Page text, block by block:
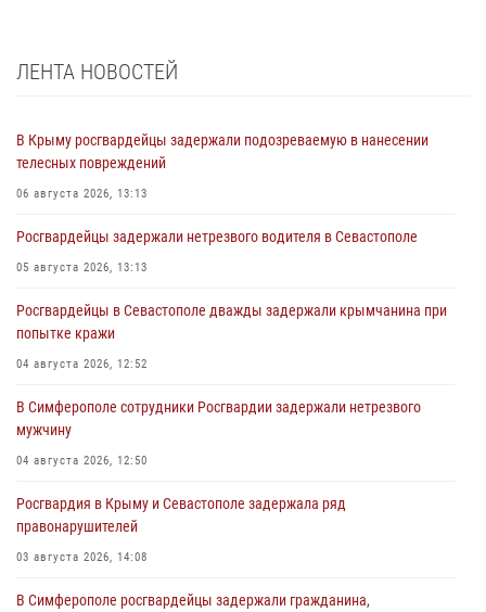
ЛЕНТА НОВОСТЕЙ
В Крыму росгвардейцы задержали подозреваемую в нанесении
телесных повреждений
06 августа 2026, 13:13
Росгвардейцы задержали нетрезвого водителя в Севастополе
05 августа 2026, 13:13
Росгвардейцы в Севастополе дважды задержали крымчанина при
попытке кражи
04 августа 2026, 12:52
В Симферополе сотрудники Росгвардии задержали нетрезвого
мужчину
04 августа 2026, 12:50
Росгвардия в Крыму и Севастополе задержала ряд
правонарушителей
03 августа 2026, 14:08
В Симферополе росгвардейцы задержали гражданина,